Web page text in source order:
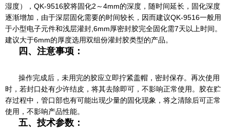
湿度），QK-9516胶将固化2～4mm的深度，随时间延长，固化深度
逐渐增加，由于深层固化需要的时间较长，因而建议QK-9516一般用
于小型电子元件和浅层灌封,6mm厚密封胶完全固化需7天以上时间。
建议大于6mm的厚度选用双组份灌封胶类型的产品。
四、注意事项：
操作完成后，未用完的胶应立即拧紧盖帽，密封保存。再次使用
时，若封口处有少许结皮，将其去除即可，不影响正常使用。胶在贮
存过程中，管口部也有可能出现少量的固化现象，将之清除后可正常
使用，不影响产品性能。
五、技术参数：